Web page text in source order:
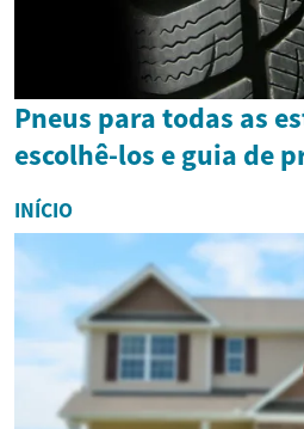
Pneus para todas as
escolhê-los e guia de
INÍCIO